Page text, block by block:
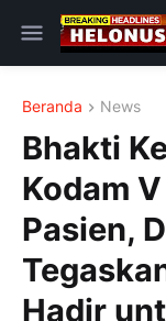
Beranda News
Bhakti
Kodam
Pasien,
Hadir